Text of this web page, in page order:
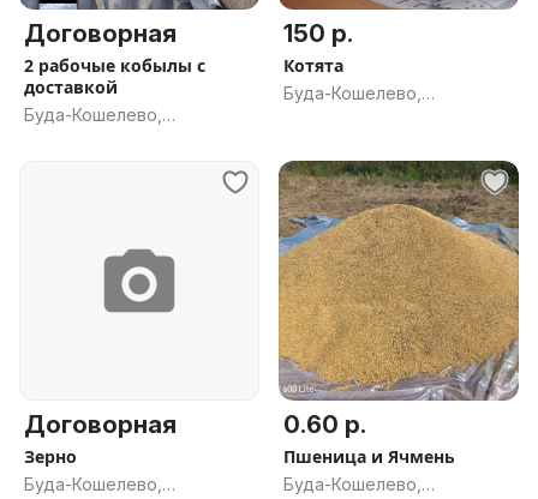
Договорная
2 рабочые кобылы с
доставкой
Буда-Кошелево,
150 р.
Котята
Буда-Кошелево,
Договорная
Зерно
Буда-Кошелево,
0.60 р.
Пшеница и Ячмень
Буда-Кошелево,